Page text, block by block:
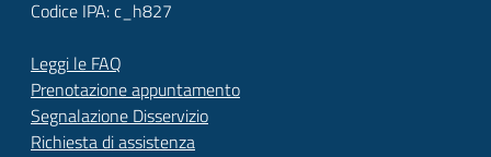
Codice IPA: c_h827
Leggi le FAQ
Prenotazione appuntamento
Segnalazione Disservizio
Richiesta di assistenza